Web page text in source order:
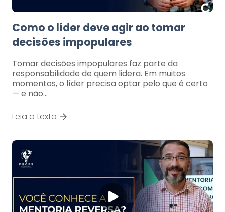
Como o líder deve agir ao tomar
decisões impopulares
Tomar decisões impopulares faz parte da
responsabilidade de quem lidera. Em muitos
momentos, o líder precisa optar pelo que é certo
— e não…
Leia o texto